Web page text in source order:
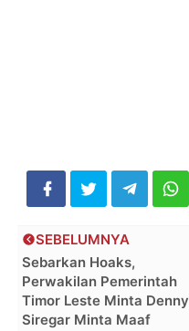
SEBELUMNYA
Sebarkan Hoaks,
Perwakilan Pemerintah
Timor Leste Minta Denny
Siregar Minta Maaf